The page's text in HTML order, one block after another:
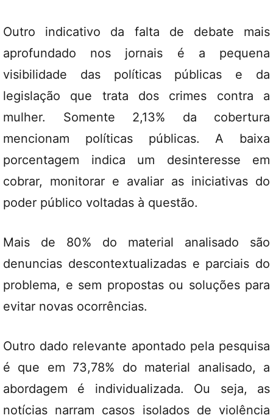
Outro indicativo da falta de debate mais
aprofundado nos jornais é a pequena
visibilidade das políticas públicas e da
legislação que trata dos crimes contra a
mulher. Somente 2,13% da cobertura
mencionam políticas públicas. A baixa
porcentagem indica um desinteresse em
cobrar, monitorar e avaliar as iniciativas do
poder público voltadas à questão.
Mais de 80% do material analisado são
denuncias descontextualizadas e parciais do
problema, e sem propostas ou soluções para
evitar novas ocorrências.
Outro dado relevante apontado pela pesquisa
é que em 73,78% do material analisado, a
abordagem é individualizada. Ou seja, as
notícias narram casos isolados de violência